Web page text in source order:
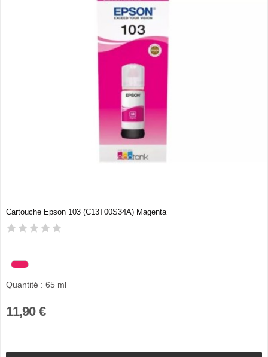
Cartouche Epson 103 (C13T00S34A) Magenta
Quantité : 65 ml
11,90 €